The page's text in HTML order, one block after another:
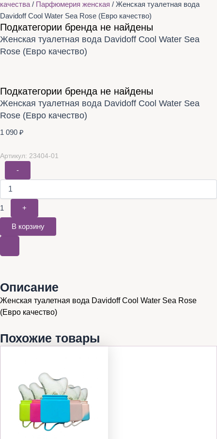
качества / Парфюмерия женская / Женская туалетная вода
Davidoff Cool Water Sea Rose (Евро качество)
Подкатегории бренда не найдены
Женская туалетная вода Davidoff Cool Water Sea
Rose (Евро качество)
Подкатегории бренда не найдены
Женская туалетная вода Davidoff Cool Water Sea
Rose (Евро качество)
1 090 ₽
Артикул: 23404-01
-
1 +
В корзину
Описание
Женская туалетная вода Davidoff Cool Water Sea Rose
(Евро качество)
Похожие товары